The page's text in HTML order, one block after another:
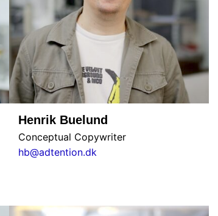
Henrik Buelund
Conceptual Copywriter
hb@adtention.dk